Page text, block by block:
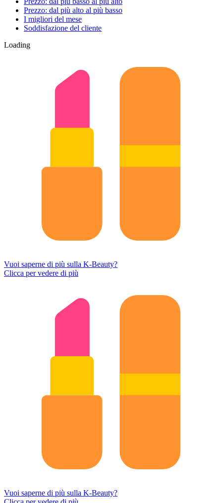
Prezzo: dal più alto al più basso
I migliori del mese
Soddisfazione del cliente
Loading
Vuoi saperne di più sulla K-Beauty?
Clicca per vedere di più
Vuoi saperne di più sulla K-Beauty?